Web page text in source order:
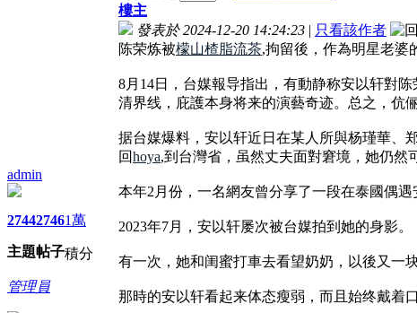
admin
2744
主題
2746
帖子
1萬
積分
管理員
樓主
發表於 2024-12-20 14:24:23 | 只看該作者
陈荣炼被檬山楂脂流茶,拘留後，作為明星老婆
8月14日，台媒報导指出，有動静称安以轩對
清界线，庇護本身将来的演藝奇迹。总之，伉
据台媒爆料，安以轩近日在某人所與杨瑾華、
回hoya,到台灣省，虽然丈夫面對窘境，她仍然
本年2月份，一名網友曾分享了一段在泰國偶
2023年7月，安以轩屡次被台媒拍到她的身影。
有一次，她和闺蜜打車去看望奶奶，以後又一
那時的安以轩看起来体态瘦弱，而且始终戴着